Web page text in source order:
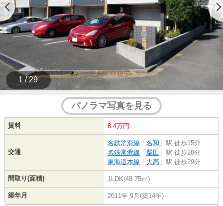
1 / 29
パノラマ写真を見る
賃料 8.4万円
交通
名鉄常滑線 「 名和 」駅 徒歩15分
名鉄常滑線 「 柴田 」駅 徒歩28分
東海道本線 「 大高 」駅 徒歩29分
間取り(面積) 1LDK(48.75㎡)
築年月 2011年 9月(築14年)